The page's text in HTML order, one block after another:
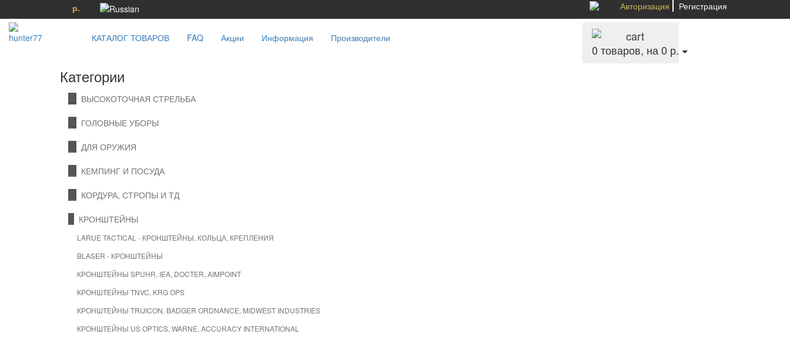
р. Авторизация Регистрация
КАТАЛОГ ТОВАРОВ FAQ Акции Информация Производители
0 товаров, на 0 р.
Категории
ВЫСОКОТОЧНАЯ СТРЕЛЬБА
ГОЛОВНЫЕ УБОРЫ
ДЛЯ ОРУЖИЯ
КЕМПИНГ И ПОСУДА
КОРДУРА, СТРОПЫ И ТД
КРОНШТЕЙНЫ
LARUE TACTICAL - КРОНШТЕЙНЫ, КОЛЬЦА, КРЕПЛЕНИЯ
BLASER - КРОНШТЕЙНЫ
КРОНШТЕЙНЫ SPUHR, IEA, DOCTER, AIMPOINT
КРОНШТЕЙНЫ TNVC, KRG OPS
КРОНШТЕЙНЫ TRIJICON, BADGER ORDNANCE, MIDWEST INDUSTRIES
КРОНШТЕЙНЫ US OPTICS, WARNE, ACCURACY INTERNATIONAL